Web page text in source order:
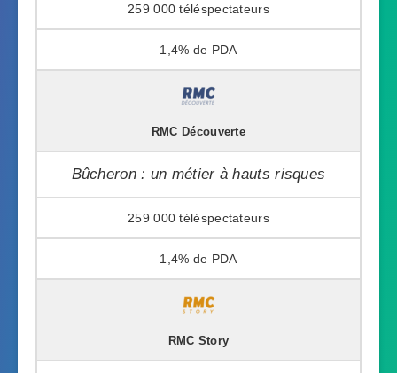
259 000
1,4%
RMC Découverte
Bûcheron : un métier à hauts risques
259 000
1,4%
RMC Story